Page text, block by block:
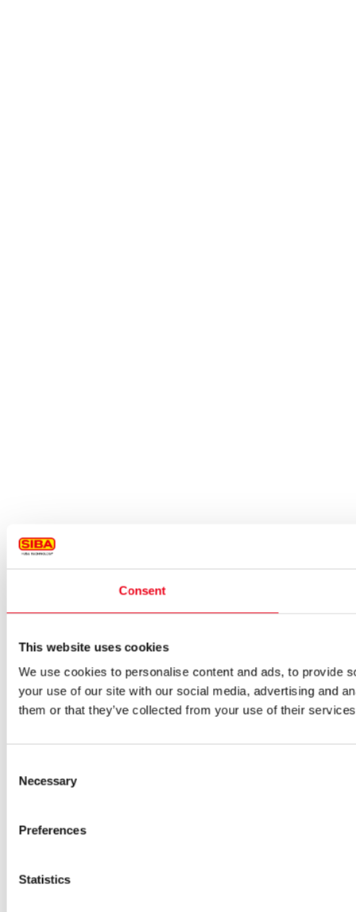
Consent
This website uses cookies
We use cookies to personalise content and ads, to provide
your use of our site with our social media, advertising and
them or that they’ve collected from your use of their
Selection
Necessary
Preferences
Statistics